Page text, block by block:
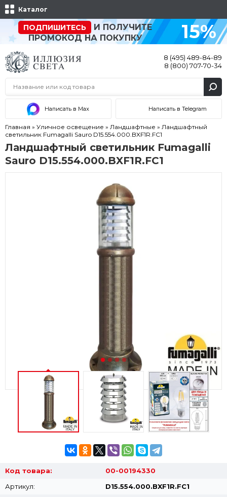
Каталог
ПОДПИШИТЕСЬ
И ПОЛУЧИТЕ
ПРОМОКОД НА ПОКУПКУ
15%
8 (495) 489-84-89
8 (800) 707-70-34
Написать в Max Написать в Telegram
Главная » Уличное освещение » Ландшафтные » Ландшафтный
светильник Fumagalli Sauro D15.554.000.BXF1R.FC1
Ландшафтный светильник Fumagalli
Sauro D15.554.000.BXF1R.FC1
Код товара:
00-00194330
Артикул:
D15.554.000.BXF1R.FC1